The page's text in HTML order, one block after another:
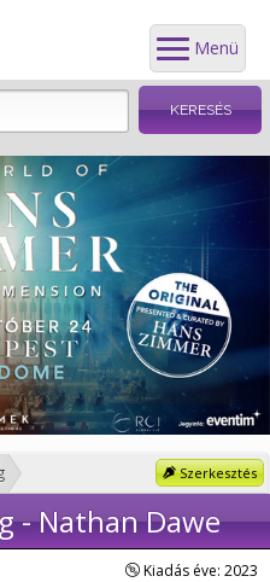
Menü
Szerkesztés
- Nathan Dawe
Kiadás éve: 2023